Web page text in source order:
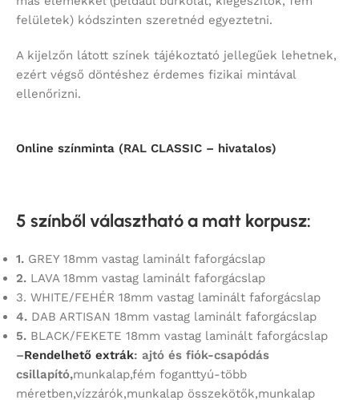
felületek) kódszinten szeretnéd egyeztetni.
A kijelzőn látott színek tájékoztató jellegűek lehetnek,
ezért végső döntéshez érdemes fizikai mintával
ellenőrizni.
Online színminta (RAL CLASSIC – hivatalos)
5 színből választható a matt korpusz:
1. GREY 18mm vastag laminált faforgácslap
2. LAVA 18mm vastag laminált faforgácslap
3. WHITE/FEHÉR 18mm vastag laminált faforgácslap
4. DAB ARTISAN 18mm vastag laminált faforgácslap
5. BLACK/FEKETE 18mm vastag laminált faforgácslap
–Rendelhető extrák: ajtó és fiók-csapódás
csillapító,munkalap,fém foganttyú-több
méretben,vízzárók,munkalap összekötők,munkalap